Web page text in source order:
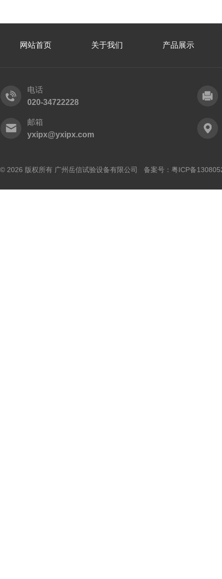
网站首页 关于我们 产品展示
电话
020-34722228
邮箱
yxipx@yxipx.com
© 2026 版权所有 广州岳信试验设备有限公司 备案号： 粤ICP备